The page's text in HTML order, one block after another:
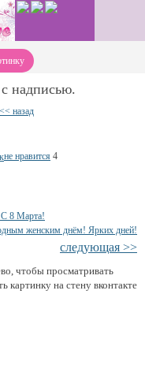
надписью.
<< назад
не нравится 4
следующая >>
чтобы просматривать
на стену вконтакте